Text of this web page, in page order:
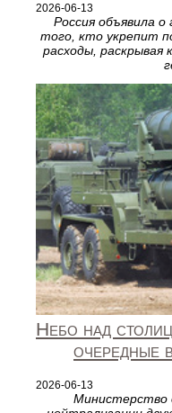
2026-06-13
Россия объявила
того, кто укрепит
расходы, раскрывая
Небо над
очередные
2026-06-13
Министерство